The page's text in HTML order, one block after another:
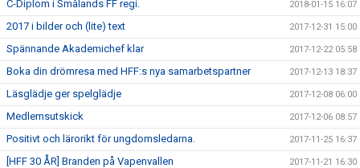
C-Diplom i Smålands FF regi. 2018-01-15 16:07
2017 i bilder och (lite) text 2017-12-31 15:00
Spännande Akademichef klar 2017-12-22 05:58
Boka din drömresa med HFF:s nya samarbetspartner 2017-12-13 18:37
Läsglädje ger spelglädje 2017-12-08 06:00
Medlemsutskick 2017-12-06 08:57
Positivt och lärorikt för ungdomsledarna. 2017-11-25 16:37
[HFF 30 ÅR] Branden på Vapenvallen 2017-11-21 16:30